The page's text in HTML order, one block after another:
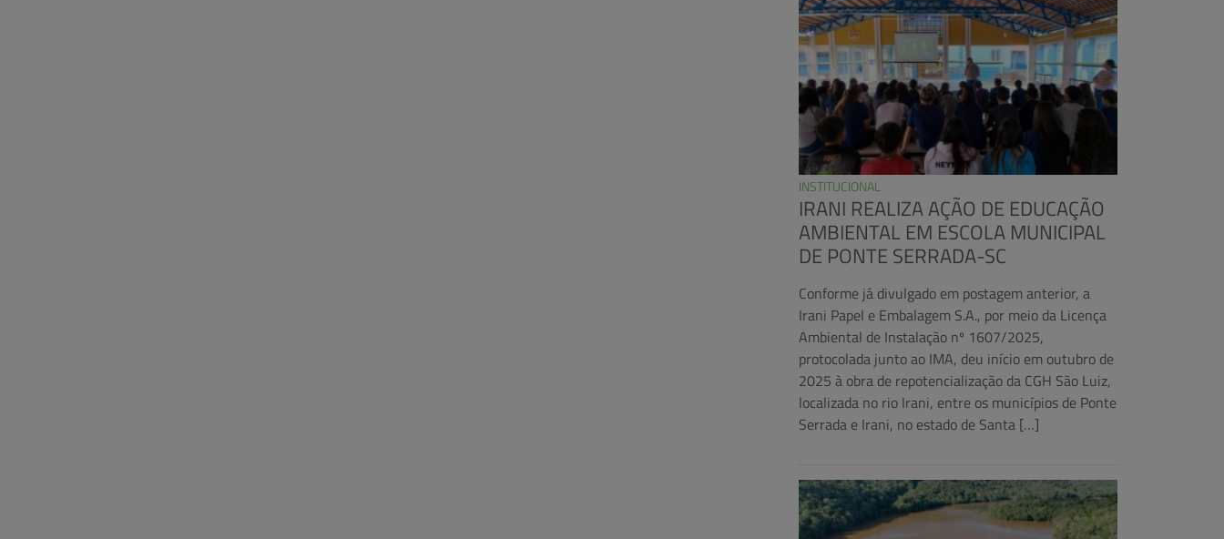
INSTITUCIONAL
IRANI REALIZA AÇÃO DE EDUCAÇÃO
AMBIENTAL EM ESCOLA MUNICIPAL
DE PONTE SERRADA-SC
Conforme já divulgado em postagem anterior, a
Irani Papel e Embalagem S.A., por meio da Licença
Ambiental de Instalação nº 1607/2025,
protocolada junto ao IMA, deu início em outubro de
2025 à obra de repotencialização da CGH São Luiz,
localizada no rio Irani, entre os municípios de Ponte
Serrada e Irani, no estado de Santa […]